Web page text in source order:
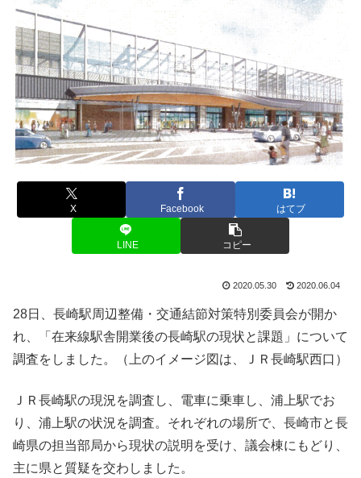
X Facebook はてブ
LINE コピー
2020.05.30 2020.06.04
28日、長崎駅周辺整備・交通結節対策特別委員会が開か
れ、「在来線駅舎開業後の長崎駅の現状と課題」について
調査をしました。（上のイメージ図は、ＪＲ長崎駅西口）
ＪＲ長崎駅の現況を調査し、電車に乗車し、浦上駅でお
り、浦上駅の状況を調査。それぞれの場所で、長崎市と長
崎県の担当部局から現状の説明を受け、議会棟にもどり、
主に県と質疑を交わしました。